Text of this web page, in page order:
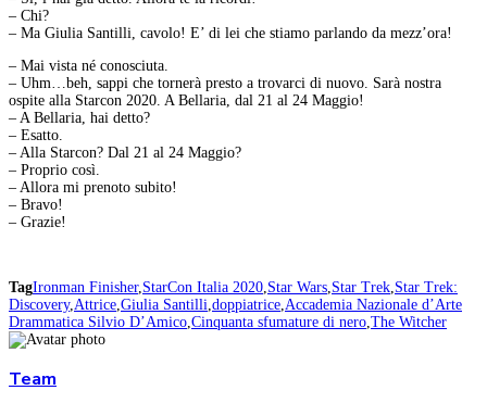
– Chi?
– Ma Giulia Santilli, cavolo! E’ di lei che stiamo parlando da mezz’ora!
– Mai vista né conosciuta.
– Uhm…beh, sappi che tornerà presto a trovarci di nuovo. Sarà nostra
ospite alla Starcon 2020. A Bellaria, dal 21 al 24 Maggio!
– A Bellaria, hai detto?
– Esatto.
– Alla Starcon? Dal 21 al 24 Maggio?
– Proprio così.
– Allora mi prenoto subito!
– Bravo!
– Grazie!
TagIronman Finisher, StarCon Italia 2020 Star Wars Star Trek Star Trek:
Discovery, Attrice Giulia Santilli doppiatrice Accademia Nazionale d’Arte
Drammatica Silvio D’Amico Cinquanta sfumature di nero The Witcher
Team